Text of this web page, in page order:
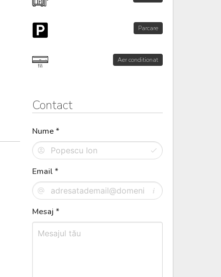
Parcare
Aer conditionat
Contact
Nume *
Email *
Mesaj *